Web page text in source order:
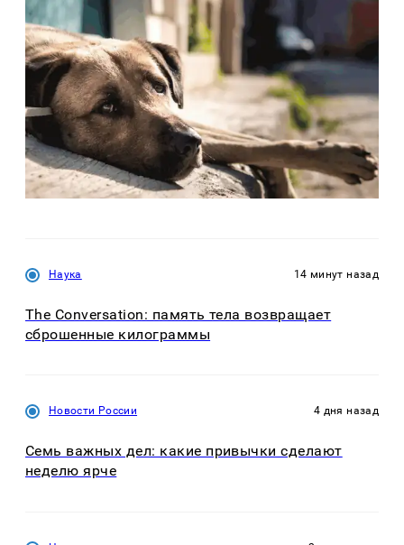
Наука 14 минут назад
The Conversation: память тела возвращает
сброшенные килограммы
Новости России 4 дня назад
Семь важных дел: какие привычки сделают
неделю ярче